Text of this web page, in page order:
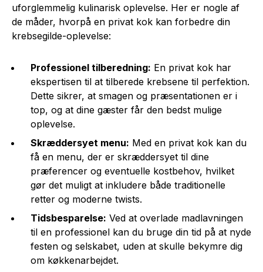
uforglemmelig kulinarisk oplevelse. Her er nogle af
de måder, hvorpå en privat kok kan forbedre din
krebsegilde-oplevelse:
Professionel tilberedning: En privat kok har
ekspertisen til at tilberede krebsene til perfektion.
Dette sikrer, at smagen og præsentationen er i
top, og at dine gæster får den bedst mulige
oplevelse.
Skræddersyet menu: Med en privat kok kan du
få en menu, der er skræddersyet til dine
præferencer og eventuelle kostbehov, hvilket
gør det muligt at inkludere både traditionelle
retter og moderne twists.
Tidsbesparelse: Ved at overlade madlavningen
til en professionel kan du bruge din tid på at nyde
festen og selskabet, uden at skulle bekymre dig
om køkkenarbejdet.